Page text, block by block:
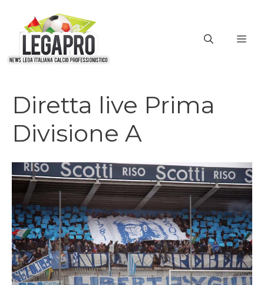
contenuto
Diretta live Prima
Divisione A